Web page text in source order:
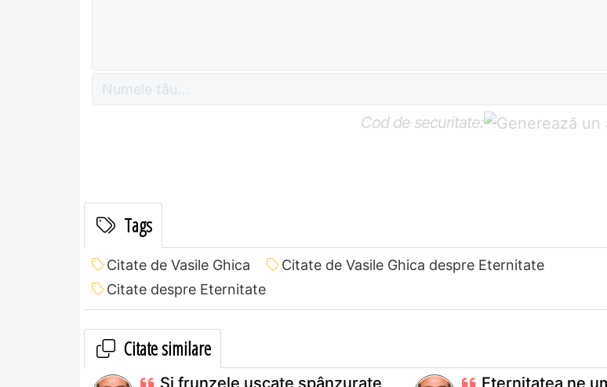
Cod de securitate:
Tags
Citate de Vasile Ghica
Citate de Vasile Ghica despre Eternitate
Citate despre Eternitate
Citate similare
Și frunzele uscate spânzurate
Eternitatea ne